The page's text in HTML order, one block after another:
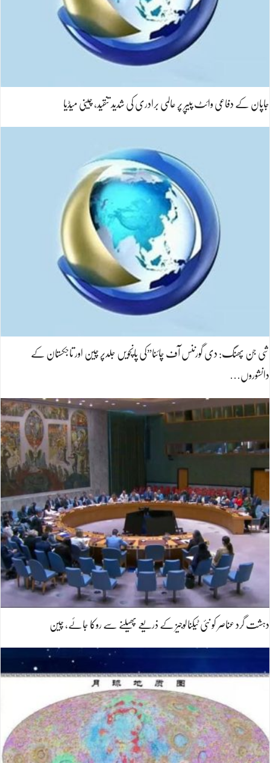
جاپان کے دفاعی وائٹ پیپر پر عالمی برادری کی شدید تنقید، چینی میڈیا
شی جن پھنگ: دی گورننس آف چائنا”کی پانچویں جلدپر چین اور تاجکستان کے
دانشوروں…
دہشت گرد عناصر کو نئی ٹیکنالوجیز کے ذریعے پھیلنے سے روکا جائے، چین